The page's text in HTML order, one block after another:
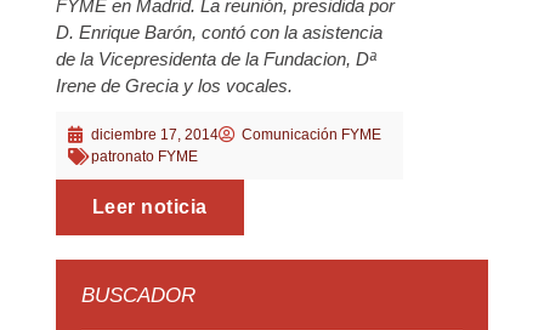
FYME en Madrid. La reunión, presidida por
D. Enrique Barón, contó con la asistencia
de la Vicepresidenta de la Fundacion, Dª
Irene de Grecia y los vocales.
diciembre 17, 2014
Comunicación FYME
patronato FYME
Leer noticia
BUSCADOR